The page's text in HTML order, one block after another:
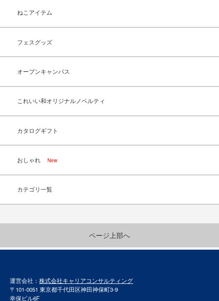
ねこアイテム
フェスグッズ
オープンキャンパス
これいい和オリジナルノベルティ
カタログギフト
おしゃれ New
カテゴリ一覧
ページ上部へ
運営会社：株式会社キャリアコンサルティング
〒101-0051 東京都千代田区神田神保町3-9
幸保ビル6F